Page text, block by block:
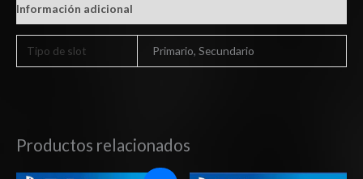
Información adicional
Tipo de slot Primario, Secundario
Productos relacionados